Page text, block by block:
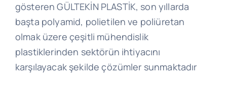
gösteren GÜLTEKİN PLASTİK, son yıllarda
başta polyamid, polietilen ve poliüretan
olmak üzere çeşitli mühendislik
plastiklerinden sektörün ihtiyacını
karşılayacak şekilde çözümler sunmaktadır